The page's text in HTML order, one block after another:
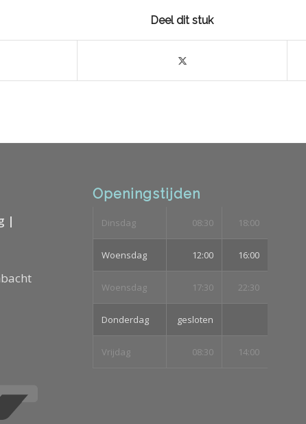
Deel dit stuk
|
Openingstijden
Dinsdag 08:30 18:00
Woensdag 12:00 16:00
Woensdag 17:30 22:30
Donderdag gesloten
Vrijdag 08:30 14:00